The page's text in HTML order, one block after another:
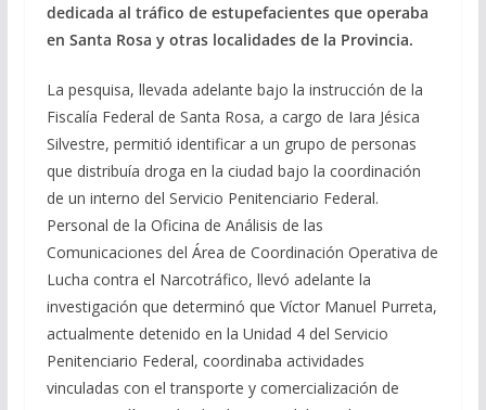
dedicada al tráfico de estupefacientes que operaba
en Santa Rosa y otras localidades de la Provincia.
La pesquisa, llevada adelante bajo la instrucción de la
Fiscalía Federal de Santa Rosa, a cargo de Iara Jésica
Silvestre, permitió identificar a un grupo de personas
que distribuía droga en la ciudad bajo la coordinación
de un interno del Servicio Penitenciario Federal.
Personal de la Oficina de Análisis de las
Comunicaciones del Área de Coordinación Operativa de
Lucha contra el Narcotráfico, llevó adelante la
investigación que determinó que Víctor Manuel Purreta,
actualmente detenido en la Unidad 4 del Servicio
Penitenciario Federal, coordinaba actividades
vinculadas con el transporte y comercialización de